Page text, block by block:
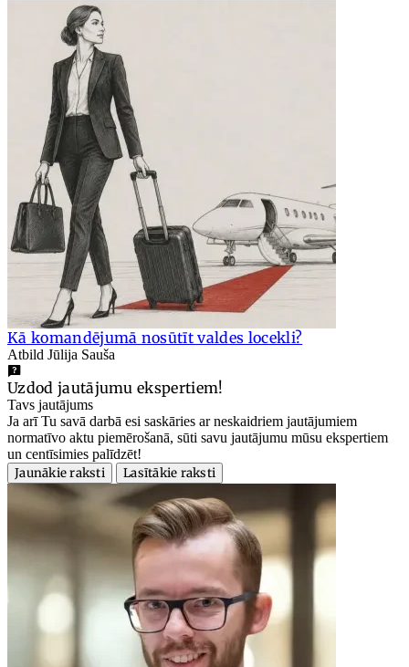
Kā komandējumā nosūtīt valdes locekli?
Atbild Jūlija Sauša
Uzdod jautājumu ekspertiem!
Tavs jautājums
Ja arī Tu savā darbā esi saskāries ar neskaidriem jautājumiem
normatīvo aktu piemērošanā, sūti savu jautājumu mūsu ekspertiem
un centīsimies palīdzēt!
Jaunākie raksti
Lasītākie raksti